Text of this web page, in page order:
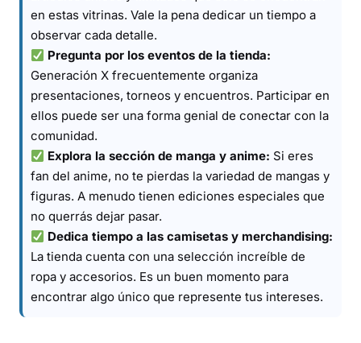
en estas vitrinas. Vale la pena dedicar un tiempo a
observar cada detalle.
Pregunta por los eventos de la tienda:
Generación X frecuentemente organiza
presentaciones, torneos y encuentros. Participar en
ellos puede ser una forma genial de conectar con la
comunidad.
Explora la sección de manga y anime: Si eres
fan del anime, no te pierdas la variedad de mangas y
figuras. A menudo tienen ediciones especiales que
no querrás dejar pasar.
Dedica tiempo a las camisetas y merchandising:
La tienda cuenta con una selección increíble de
ropa y accesorios. Es un buen momento para
encontrar algo único que represente tus intereses.